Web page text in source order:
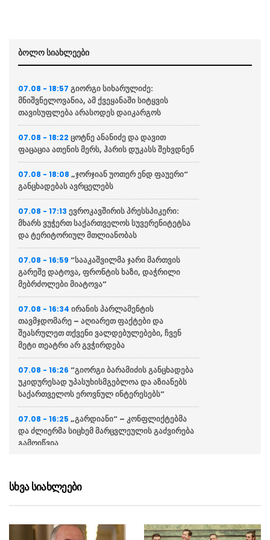
ბოლო სიახლეები
07.08 - 18:57 გიორგი სიხარულიძე:
მნიშვნელოვანია, ამ ქვეყანაში სიტყვის
თავისუფლება არასოდეს დაიკარგოს
07.08 - 18:22 ცოტნე ანანიძე და დავით
ფაცაცია ათენის მერს, ჰარის დუკასს შეხვდნენ
07.08 - 18:08 „ჯორჯიან უოთერ ენდ ფაუერი“
განცხადებას ავრცელებს
07.08 - 17:13 ევროკავშირის პრესსპიკერი:
მხარს ვუჭერთ საქართველოს სუვერენიტეტსა
და ტერიტორიულ მთლიანობას
07.08 - 16:59 “სააკაშვილმა ჯარი მართვის
გარეშე დატოვა, ფრონტის ხაზი, დაჭრილი
მებრძოლები მიატოვა”
07.08 - 16:34 ირანის პარლამენტის
თავმჯდომარე – აღიარეთ ფაქტები და
შეასრულეთ თქვენი ვალდებულებები, ჩვენ
მეტი თეატრი არ გვჭირდება
07.08 - 16:26 “გიორგი ბარამიძის განცხადება
უკიდურესად უპასუხისმგებლოა და აზიანებს
საქართველოს ეროვნულ ინტერესებს”
07.08 - 16:25 „გარდიანი“ – კონფლიქტებმა
და ძლიერმა სიცხემ მარცვლეულის გაძვირება
გამოიწვია
ვხვრეტდით, ეს აბსურდი და ბოდვაა“, –
ზაქარეიშვილი ბარამიძეს აფხაზეთის ომთან
სხვა სიახლეები